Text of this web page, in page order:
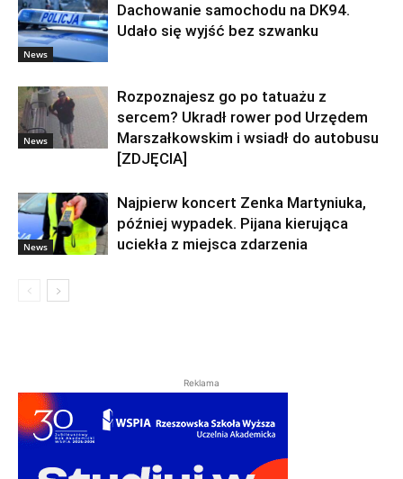
News
Dachowanie samochodu na DK94.
Udało się wyjść bez szwanku
News
Rozpoznajesz go po tatuażu z
sercem? Ukradł rower pod Urzędem
Marszałkowskim i wsiadł do autobusu
[ZDJĘCIA]
News
Najpierw koncert Zenka Martyniuka,
później wypadek. Pijana kierująca
uciekła z miejsca zdarzenia
Reklama